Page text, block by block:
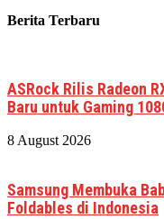
Berita Terbaru
ASRock Rilis Radeon
Baru untuk Gaming
8 August 2026
Samsung Membuka
Foldables di Indonesia